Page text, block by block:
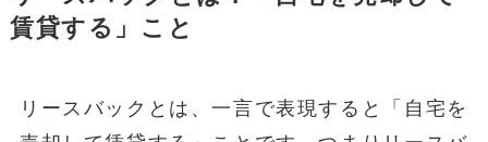
賃貸する」こと
リースバックとは、一言で表現すると「自宅を